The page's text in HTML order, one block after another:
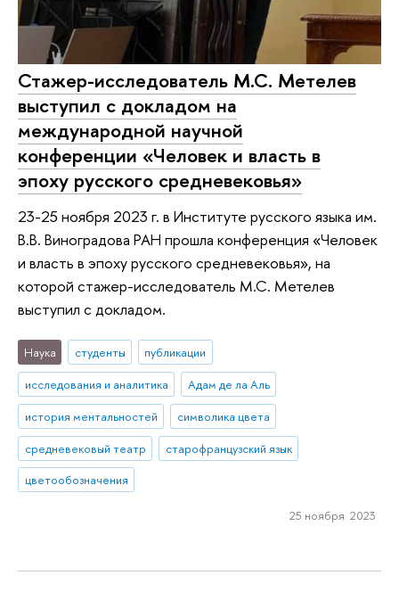
Стажер-исследователь М.С. Метелев
выступил с докладом на
международной научной
конференции «Человек и власть в
эпоху русского средневековья»
23-25 ноября 2023 г. в Институте русского языка им.
В.В. Виноградова РАН прошла конференция «Человек
и власть в эпоху русского средневековья», на
которой стажер-исследователь М.С. Метелев
выступил с докладом.
Наука студенты
публикации
исследования и аналитика
Адам де ла Аль
история ментальностей
символика цвета
средневековый театр
старофранцузский язык
цветообозначения
25 ноября 2023